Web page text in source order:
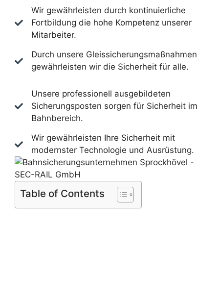
Wir gewährleisten durch kontinuierliche
Fortbildung die hohe Kompetenz unserer
Mitarbeiter.
Durch unsere Gleissicherungsmaßnahmen
gewährleisten wir die Sicherheit für alle.
Unsere professionell ausgebildeten
Sicherungsposten sorgen für Sicherheit im
Bahnbereich.
Wir gewährleisten Ihre Sicherheit mit
modernster Technologie und Ausrüstung.
Table of Contents